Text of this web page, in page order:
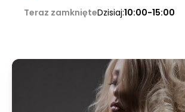
Teraz zamknięteDzisiaj:10:00-15:00